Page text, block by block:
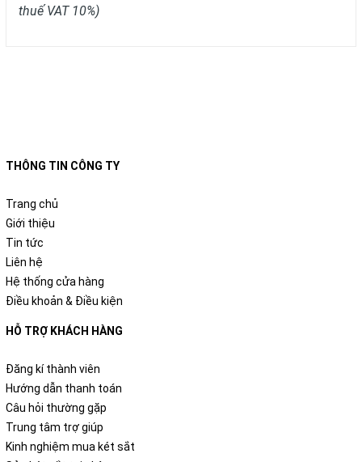
thuế VAT 10%)
THÔNG TIN CÔNG TY
Trang chủ
Giới thiệu
Tin tức
Liên hệ
Hệ thống cửa hàng
Điều khoản & Điều kiện
HỖ TRỢ KHÁCH HÀNG
Đăng kí thành viên
Hướng dẫn thanh toán
Câu hỏi thường gặp
Trung tâm trợ giúp
Kinh nghiệm mua két sắt